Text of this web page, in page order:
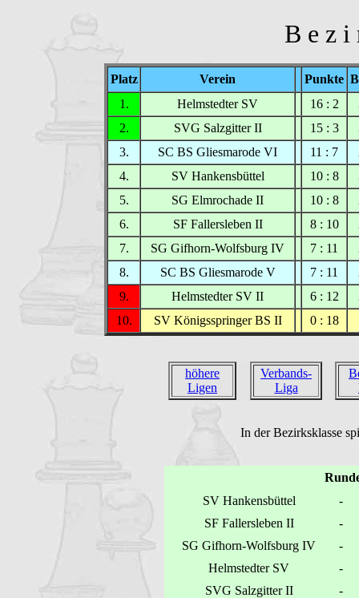
B e z i
Platz Verein Punkte
1.
Helmstedter SV 16 : 2
2.
SVG Salzgitter II 15 : 3
3.
SC BS Gliesmarode VI 11 : 7
4.
SV Hankensbüttel 10 : 8
5.
SG Elmrochade II 10 : 8
6.
SF Fallersleben II 8 : 10
7.
SG Gifhorn-Wolfsburg IV 7 : 11
8.
SC BS Gliesmarode V 7 : 11
9.
Helmstedter SV II 6 : 12
10.
SV Königsspringer BS II 0 : 18
höhere
Ligen
Verbands-
Liga
In der Bezirksklasse
SV Hankensbüttel
-
SF Fallersleben II
-
SG Gifhorn-Wolfsburg IV
-
Helmstedter SV
-
SVG Salzgitter II
-